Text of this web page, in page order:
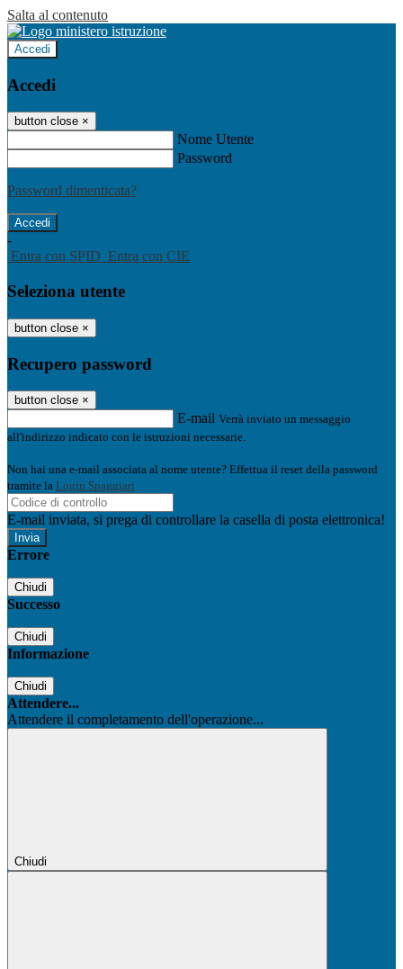
Salta al contenuto
Accedi
Accedi
button close ×
Nome Utente
Password
Password dimenticata?
-
Entra con SPID Entra con CIE
Seleziona utente
button close ×
Recupero password
button close ×
E-mail Verrà inviato un messaggio
all'indirizzo indicato con le istruzioni necessarie.
Non hai una e-mail associata al nome utente? Effettua il reset della password
tramite la Login Spaggiari
E-mail inviata, si prega di controllare la casella di posta elettronica!
Errore
Chiudi
Successo
Chiudi
Informazione
Chiudi
Attendere...
Attendere il completamento dell'operazione...
Chiudi